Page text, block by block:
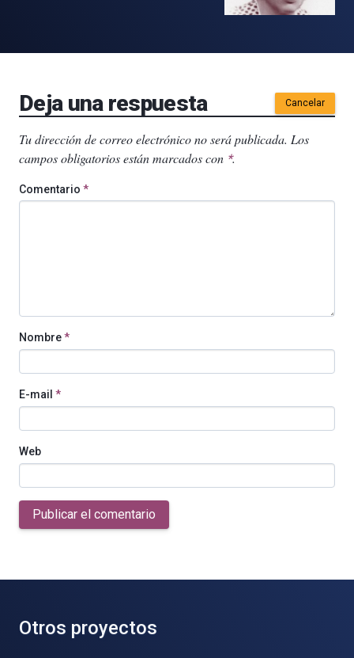
Deja una respuesta Cancelar
Tu dirección de correo electrónico no será publicada. Los
campos obligatorios están marcados con *.
Comentario *
Nombre*
E-mail *
Web
Publicar el comentario
Otros proyectos